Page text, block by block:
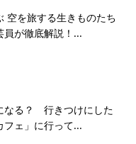
空を旅する生きものたち
員が徹底解説！...
なる？ 行きつけにした
フェ」に行って...